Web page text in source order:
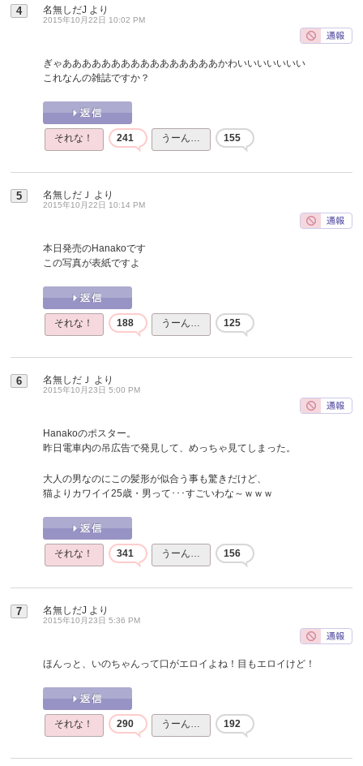
4 名無しだJ より
2015年10月22日 10:02 PM
ぎゃああああああああああああああああかわいいいいいいい
これなんの雑誌ですか？
それな！ 241 うーん… 155
5 名無しだＪ より
2015年10月22日 10:14 PM
本日発売のHanakoです
この写真が表紙ですよ
それな！ 188 うーん… 125
6 名無しだＪ より
2015年10月23日 5:00 PM
Hanakoのポスター。
昨日電車内の吊広告で発見して、めっちゃ見てしまった。
大人の男なのにこの髪形が似合う事も驚きだけど、
猫よりカワイイ25歳・男って･･･すごいわな～ｗｗｗ
それな！ 341 うーん… 156
7 名無しだJ より
2015年10月23日 5:36 PM
ほんっと、いのちゃんって口がエロイよね！目もエロイけど！
それな！ 290 うーん… 192